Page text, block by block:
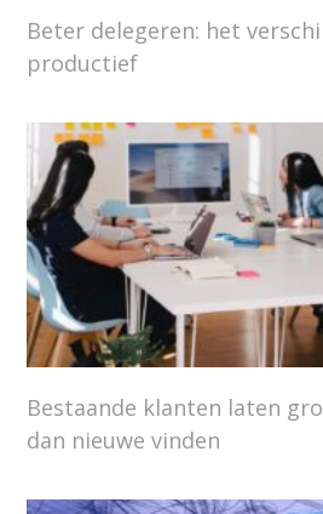
Beter delegeren: het
productief
Bestaande klanten laten
dan nieuwe vinden